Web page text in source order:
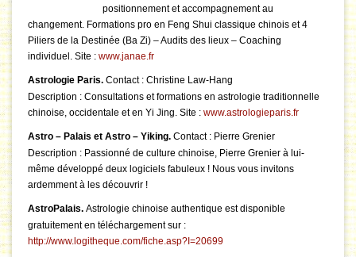
positionnement et accompagnement au
changement. Formations pro en Feng Shui classique chinois et 4
Piliers de la Destinée (Ba Zi) – Audits des lieux – Coaching
individuel. Site : www.janae.fr
Astrologie Paris. Contact : Christine Law-Hang
Description : Consultations et formations en astrologie traditionnelle
chinoise, occidentale et en Yi Jing. Site : www.astrologieparis.fr
Astro – Palais et Astro – Yiking. Contact : Pierre Grenier
Description : Passionné de culture chinoise, Pierre Grenier à lui-
même développé deux logiciels fabuleux ! Nous vous invitons
ardemment à les découvrir !
AstroPalais. Astrologie chinoise authentique est disponible
gratuitement en téléchargement sur :
http://www.logitheque.com/fiche.asp?I=20699